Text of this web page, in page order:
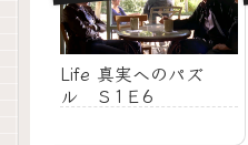
Life 真実へのパズ
ル Ｓ1Ｅ6